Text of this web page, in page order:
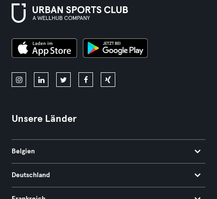
Unsere Länder
Belgien
Deutschland